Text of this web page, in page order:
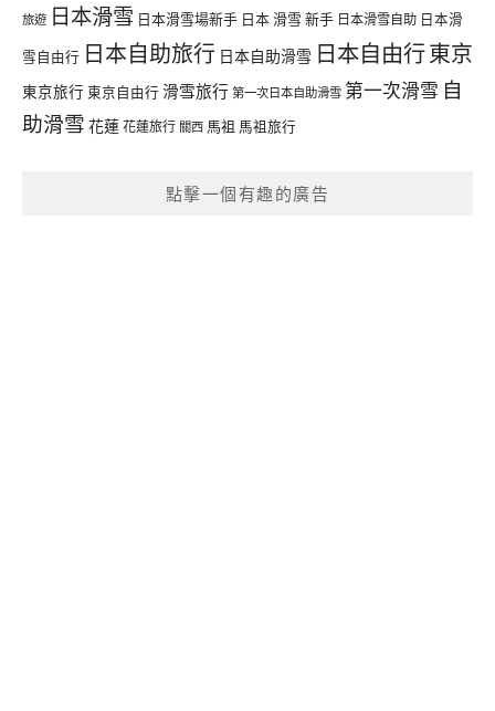
旅遊 日本滑雪 日本滑雪場新手 日本 滑雪 新手 日本滑雪自助 日本滑
雪自由行 日本自助旅行 日本自助滑雪 日本自由行東京
東京旅行 東京自由行 滑雪旅行 第一次日本自助滑雪 第一次滑雪 自
助滑雪 花蓮花蓮旅行 關西 馬祖 馬祖旅行
點擊一個有趣的廣告